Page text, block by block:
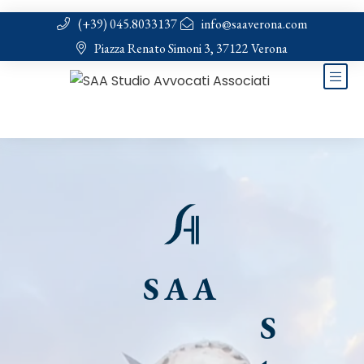
(+39) 045.8033137
info@saaverona.com
Piazza Renato Simoni 3, 37122 Verona
SAA
S